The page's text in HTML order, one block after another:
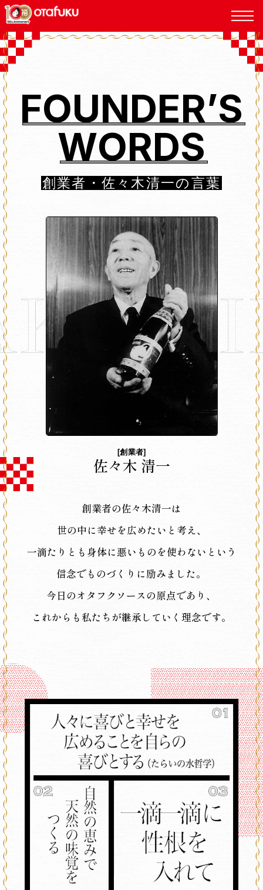
NEWS
MESSAGE
FOUNDER'S WORDS
FOUNDER’S
WORDS
創業者・佐々木清一の言葉
[創業者]
佐々木 清一
創業者の佐々木清一は
世の中に幸せを広めたいと考え、
一滴たりとも身体に悪いものを使わないという
信念でものづくりに励みました。
今日のオタフクソースの原点であり、
これからも私たちが継承していく理念です。